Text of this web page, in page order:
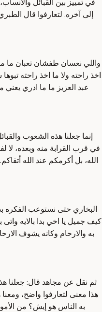
في تمييز بين القبائل
إلى آخره. لتعارفوا قال
واللي نعسان طفشان تعبان ما
اخذ راحته ولا ما اخذ راحته
عبد العزيز ما ما ادري
إنما جعلنا هذه الشعوب
في قرب القرابة منه وبعده، لا
الله، بل أكرمكم عند الله
البخاري حتى نستوعب الفكره
كيف جميل يا اخي بدا بالايه واتى
به والارحام وكانه يشوف
ثم نقل عن مجاهد قال: جعلنا
هذا معنى لتعارفوا واضح،
به الناس هو إيش؟ من